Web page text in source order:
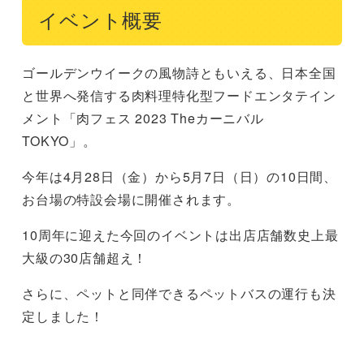
イベント概要
ゴールデンウイークの風物詩ともいえる、日本全国
と世界へ発信する肉料理特化型フードエンタテイン
メント「肉フェス 2023 Theカーニバル
TOKYO」。
今年は4月28日（金）から5月7日（日）の10日間、
お台場の特設会場に開催されます。
10周年に迎えた今回のイベントは出店店舗数史上最
大級の30店舗超え！
さらに、ペットと同伴できるペットバスの運行も決
定しました！